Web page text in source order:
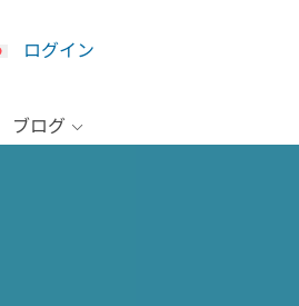
ログイン
ブログ